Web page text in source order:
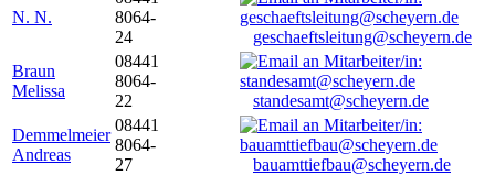
N. N.
8064-
24
geschaeftsleitung@scheyern.de
Braun
Melissa
08441
8064-
22
standesamt@scheyern.de
Demmelmeier
Andreas
08441
8064-
27
bauamttiefbau@scheyern.de